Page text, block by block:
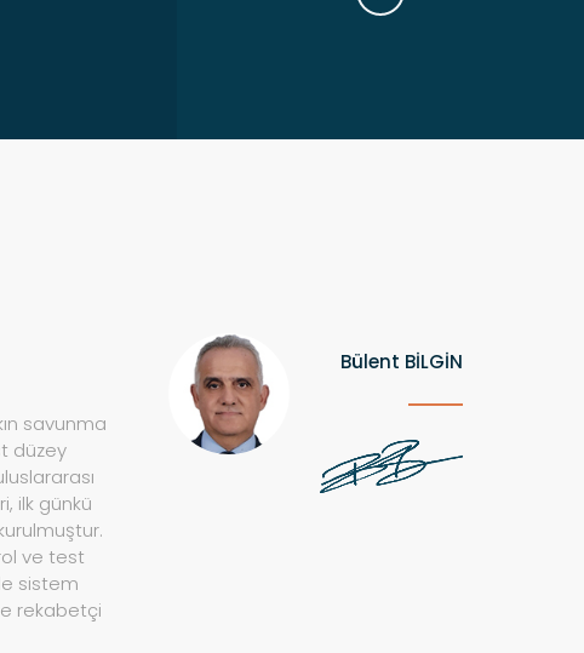
savunma
düzey
ilk günkü
ve test
sistem
rekabetçi
Bülent BİLGİN